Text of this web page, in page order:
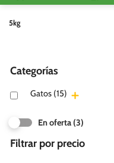
5kg
Categorías
Gatos (15)
En oferta(3)
Filtrar por precio